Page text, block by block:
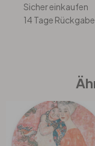
Bad
Sicher einkaufen
14 Tage